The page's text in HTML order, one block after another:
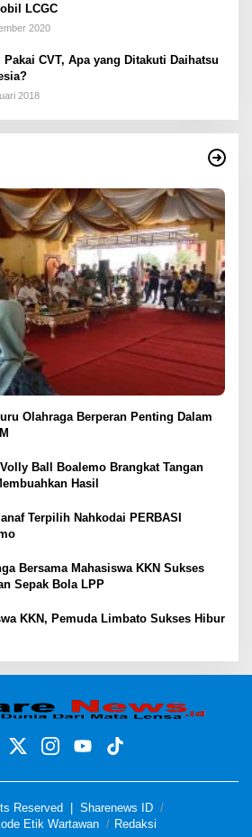
LCGC
2020
Pakai CVT, Apa yang Ditakuti Daihatsu
2018
Olahraga Berperan Penting Dalam
Ball Boalemo Brangkat Tangan
Hasil
Terpilih Nahkodai PERBASI
Bersama Mahasiswa KKN Sukses
Sepak Bola LPP
KKN, Pemuda Limbato Sukses Hibur
Reserved | Sharenews ID
Etik Wartawan Redaksi